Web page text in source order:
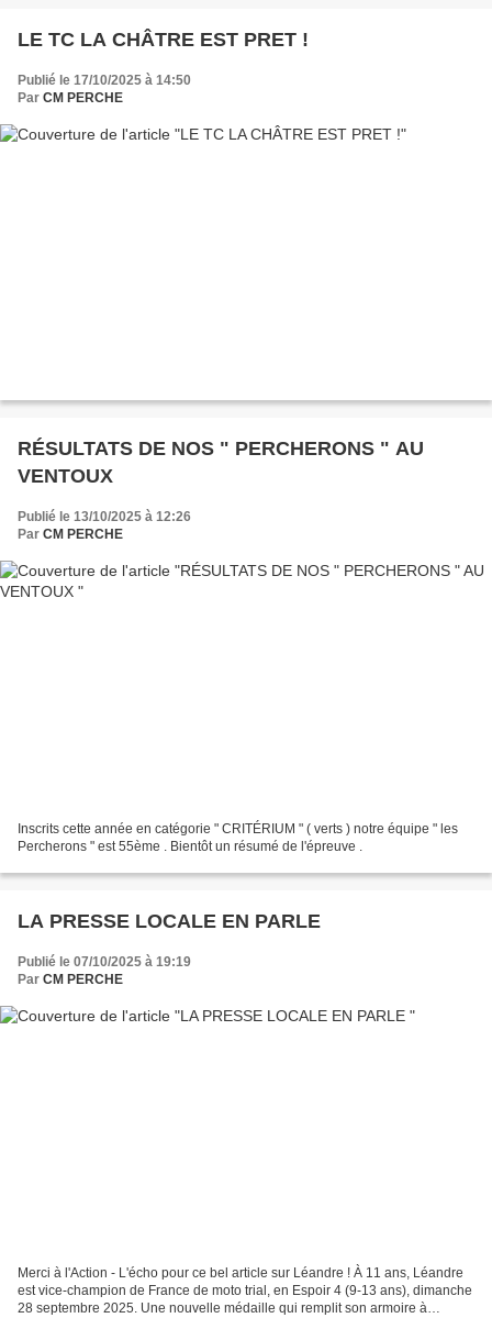
LE TC LA CHÂTRE EST PRET !
Publié le 17/10/2025 à 14:50
Par CM PERCHE
RÉSULTATS DE NOS " PERCHERONS " AU
VENTOUX
Publié le 13/10/2025 à 12:26
Par CM PERCHE
Inscrits cette année en catégorie " CRITÉRIUM " ( verts ) notre équipe " les
Percherons " est 55ème . Bientôt un résumé de l'épreuve .
LA PRESSE LOCALE EN PARLE
Publié le 07/10/2025 à 19:19
Par CM PERCHE
Merci à l'Action - L'écho pour ce bel article sur Léandre ! À 11 ans, Léandre
est vice-champion de France de moto trial, en Espoir 4 (9-13 ans), dimanche
28 septembre 2025. Une nouvelle médaille qui remplit son armoire à